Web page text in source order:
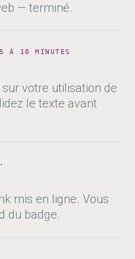
— terminé.
À 10 MINUTES
votre utilisation de
le texte avant
mis en ligne. Vous
du badge.